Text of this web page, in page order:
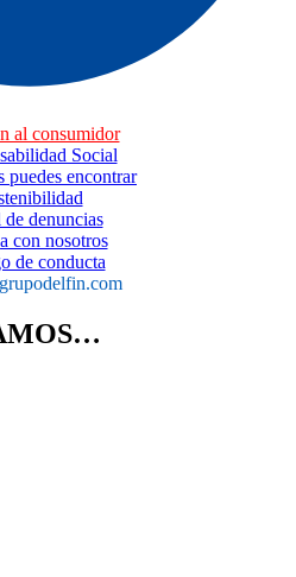
al consumidor
Social
puedes encontrar
de denuncias
con nosotros
de conducta